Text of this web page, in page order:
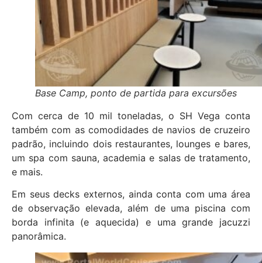
Base Camp, ponto de partida para excursões
Com cerca de 10 mil toneladas, o SH Vega conta
também com as comodidades de navios de cruzeiro
padrão, incluindo dois restaurantes, lounges e bares,
um spa com sauna, academia e salas de tratamento,
e mais.
Em seus decks externos, ainda conta com uma área
de observação elevada, além de uma piscina com
borda infinita (e aquecida) e uma grande jacuzzi
panorâmica.